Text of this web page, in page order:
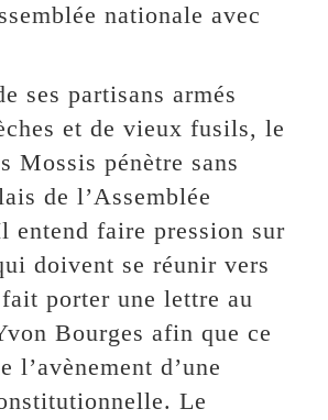
nationale avec
ses partisans armés
et de vieux fusils, le
Mossis pénètre sans
de l’Assemblée
entend faire pression sur
doivent se réunir vers
porter une lettre au
Bourges afin que ce
l’avènement d’une
Le